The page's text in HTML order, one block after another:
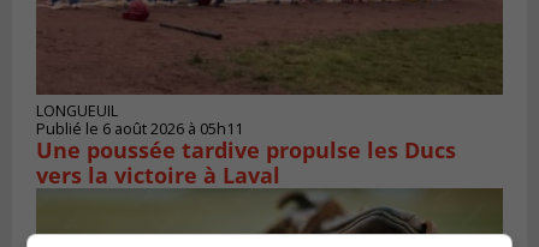
LONGUEUIL
Publié le 6 août 2026 à 05h11
Une poussée tardive propulse les Ducs
vers la victoire à Laval